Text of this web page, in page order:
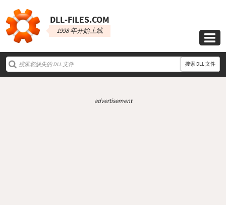
DLL‑FILES.COM
1998 年开始上线

搜索 DLL 文件
advertisement